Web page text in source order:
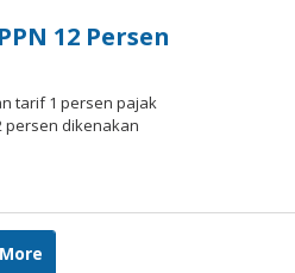
12 Persen
tarif 1 persen pajak
persen dikenakan